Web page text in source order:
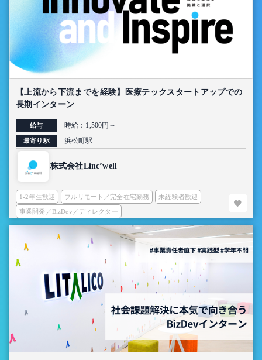
【上流から下流までを経験】医療テックスタートアップでの
長期インターン
給与 時給：1,500円～
最寄り駅 浜松町駅
株式会社Linc’well
1-2年生歓迎 フルリモート／完全在宅勤務 未経験者歓迎
事業開発／BizDev／ディレクター